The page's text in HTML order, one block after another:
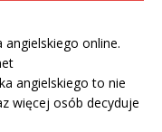
angielskiego online.
angielskiego to nie
więcej osób decyduje